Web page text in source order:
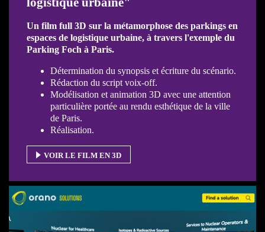
Un film full 3D sur la métamorphose des parkings en
espaces de logistique urbaine, à travers l'exemple du
Parking Foch à Paris.
Détermination du synopsis et écriture du scénario.
Rédaction du script voix-off.
Modélisation et animation 3D avec une attention
particulière portée au rendu esthétique de la ville
de Paris.
Réalisation.
VOIR LE FILM EN 3D